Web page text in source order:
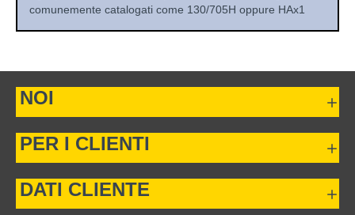
comunemente catalogati come 130/705H oppure HAx1
NOI
PER I CLIENTI
DATI CLIENTE